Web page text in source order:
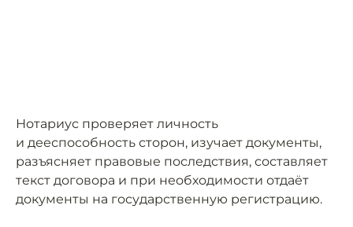
Нотариус проверяет личность
и дееспособность сторон, изучает документы,
разъясняет правовые последствия, составляет
текст договора и при необходимости отдаёт
документы на государственную регистрацию.